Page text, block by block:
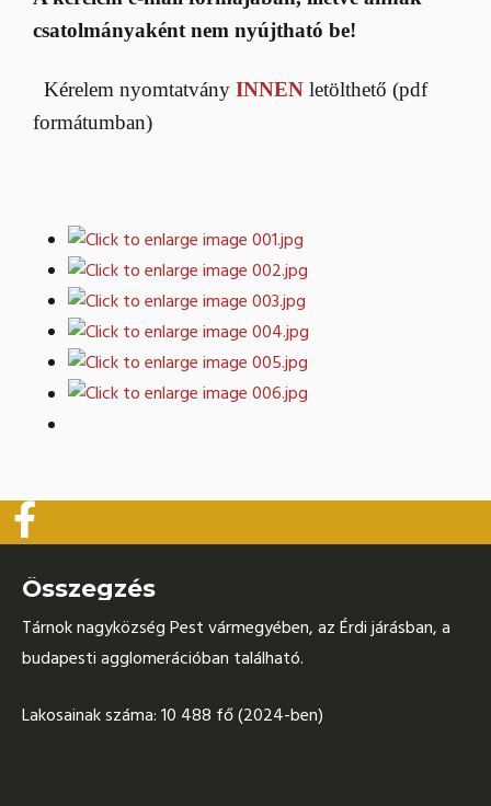
csatolmányaként nem nyújtható be!
Kérelem nyomtatvány INNEN letölthető (pdf
formátumban)
Összegzés
Tárnok nagyközség Pest vármegyében, az Érdi járásban, a
budapesti agglomerációban található.
Lakosainak száma: 10 488 fő (2024-ben)